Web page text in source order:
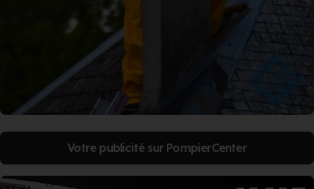
Votre publicité sur PompierCenter